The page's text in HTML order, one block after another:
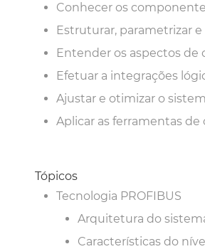
Conhecer os
Estruturar, parametrizar
Entender os aspectos de
Efetuar a integrações
Ajustar e otimizar o
Aplicar as ferramentas de
Tópicos
Tecnologia PROFIBUS
Arquitetura do
Características do